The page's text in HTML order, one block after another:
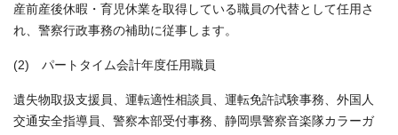
産前産後休暇・育児休業を取得している職員の代替として任用さ
れ、警察行政事務の補助に従事します。
(2) パートタイム会計年度任用職員
遺失物取扱支援員、運転適性相談員、運転免許試験事務、外国人
交通安全指導員、警察本部受付事務、静岡県警察音楽隊カラーガ